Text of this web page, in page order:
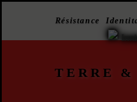
Résistance
TERRE &